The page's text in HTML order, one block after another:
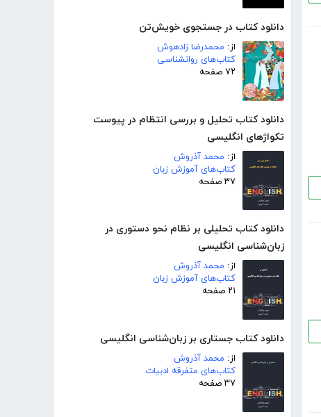
دانلود کتاب در جستجوی خویش‌تن
از: محمدرضا زادهوش
کتاب‌های روانشناسی
۷۲ صفحه
دانلود کتاب تحلیل و بررسی انتظام در پیوست
تکواژهای انگلیسی
از: محمد آذروش
کتاب‌های آموزش زبان
۳۷ صفحه
دانلود کتاب تحلیلی بر نظام نحو دستوری در
زبان‌شناسی انگلیسی
از: محمد آذروش
کتاب‌های آموزش زبان
۲۱ صفحه
دانلود کتاب جستاری بر زبان‌شناسی انگلیسی
از: محمد آذروش
کتاب‌های متفرقه ادبیات
۳۷ صفحه